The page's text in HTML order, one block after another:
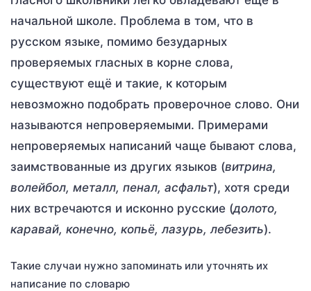
начальной школе. Проблема в том, что в
русском языке, помимо безударных
проверяемых гласных в корне слова,
существуют ещё и такие, к которым
невозможно подобрать проверочное слово. Они
называются непроверяемыми. Примерами
непроверяемых написаний чаще бывают слова,
заимствованные из других языков (витрина,
волейбол, металл, пенал, асфальт), хотя среди
них встречаются и исконно русские (долото,
каравай, конечно, копьё, лазурь, лебезить).
Такие случаи нужно запоминать или уточнять их
написание по словарю